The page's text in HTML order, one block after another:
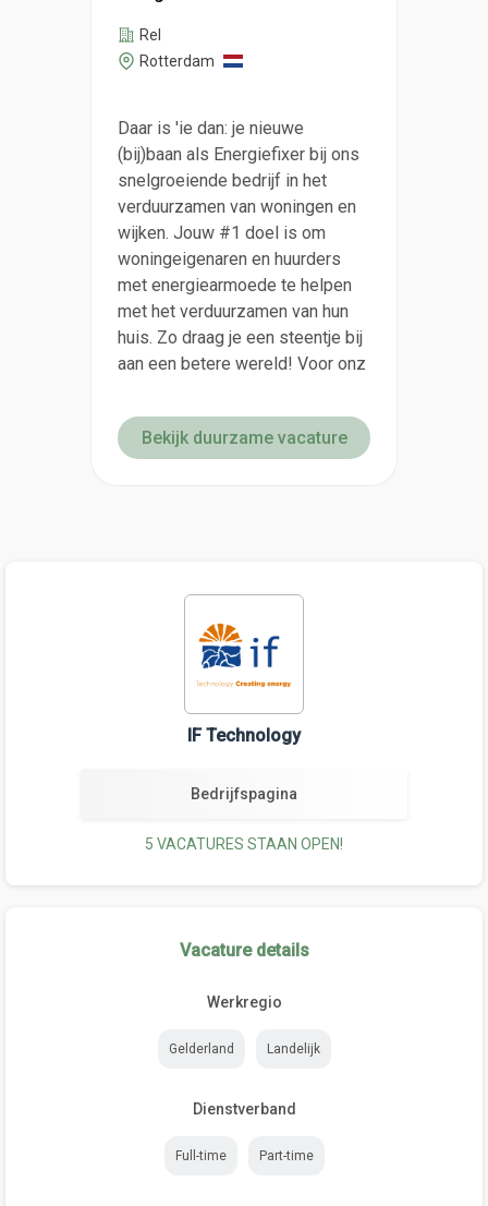
Rel
Rotterdam
Daar is 'ie dan: je nieuwe
(bij)baan als Energiefixer bij ons
snelgroeiende bedrijf in het
verduurzamen van woningen en
wijken. Jouw #1 doel is om
woningeigenaren en huurders
met energiearmoede te helpen
met het verduurzamen van hun
huis. Zo draag je een steentje bij
aan een betere wereld! Voor onz
Bekijk duurzame vacature
IF Technology
Bedrijfspagina
5 VACATURES STAAN OPEN!
Vacature details
Werkregio
Gelderland Landelijk
Dienstverband
Full-time Part-time